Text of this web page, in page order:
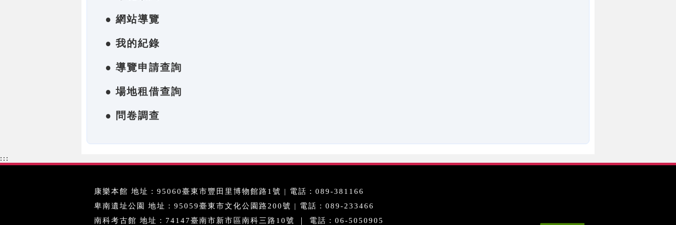
● 網站導覽
● 我的紀錄
● 導覽申請查詢
● 場地租借查詢
● 問卷調查
:::
康樂本館 地址：95060臺東市豐田里博物館路1號 | 電話：089-381166
卑南遺址公園 地址：95059臺東市文化公園路200號 | 電話：089-233466
南科考古館 地址：74147臺南市新市區南科三路10號 ｜ 電話：06-5050905